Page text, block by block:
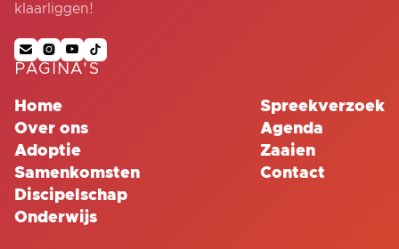
klaarliggen!
   
PAGINA'S
Home
Over ons
Adoptie
Samenkomsten
Discipelschap
Onderwijs
Spreekverzoek
Agenda
Zaaien
Contact